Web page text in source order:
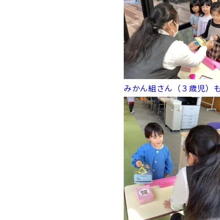
みかん組さん（３歳児）